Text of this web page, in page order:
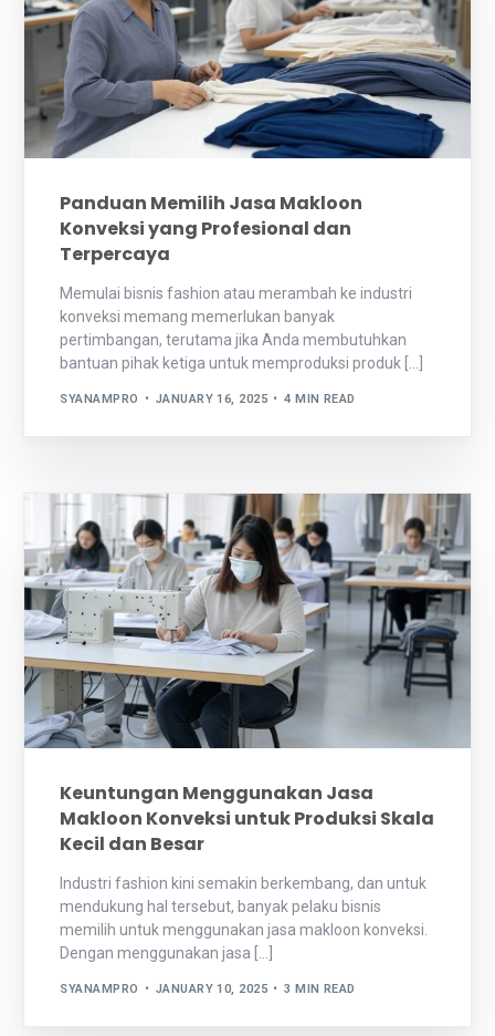
Panduan Memilih Jasa Makloon
Konveksi yang Profesional dan
Terpercaya
Memulai bisnis fashion atau merambah ke industri
konveksi memang memerlukan banyak
pertimbangan, terutama jika Anda membutuhkan
bantuan pihak ketiga untuk memproduksi produk […]
SYANAMPRO JANUARY 16, 2025 4 MIN READ
Keuntungan Menggunakan Jasa
Makloon Konveksi untuk Produksi Skala
Kecil dan Besar
Industri fashion kini semakin berkembang, dan untuk
mendukung hal tersebut, banyak pelaku bisnis
memilih untuk menggunakan jasa makloon konveksi.
Dengan menggunakan jasa […]
SYANAMPRO JANUARY 10, 2025 3 MIN READ